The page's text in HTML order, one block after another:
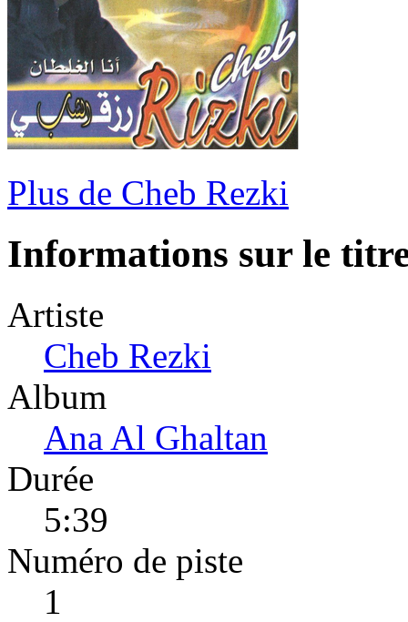
Plus de Cheb Rezki
Informations sur le
Artiste
Cheb Rezki
Album
Ana Al Ghaltan
Durée
5:39
Numéro de piste
1